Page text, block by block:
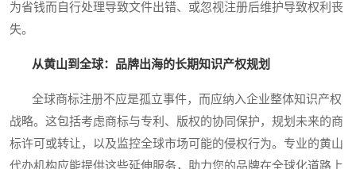
为省钱而自行处理导致文件出错、或忽视注册后维护导致权利丧
失。
从黄山到全球：品牌出海的长期知识产权规划
全球商标注册不应是孤立事件，而应纳入企业整体知识产权
战略。这包括考虑商标与专利、版权的协同保护，规划未来的商
标许可或转让，以及监控全球市场可能的侵权行为。专业的黄山
代办机构应能提供这些延伸服务，助力您的品牌在全球化道路上